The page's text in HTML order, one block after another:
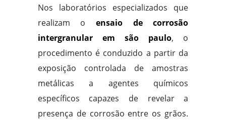
Nos laboratórios especializados que
realizam o ensaio de corrosão
intergranular em são paulo, o
procedimento é conduzido a partir da
exposição controlada de amostras
metálicas a agentes químicos
específicos capazes de revelar a
presença de corrosão entre os grãos.